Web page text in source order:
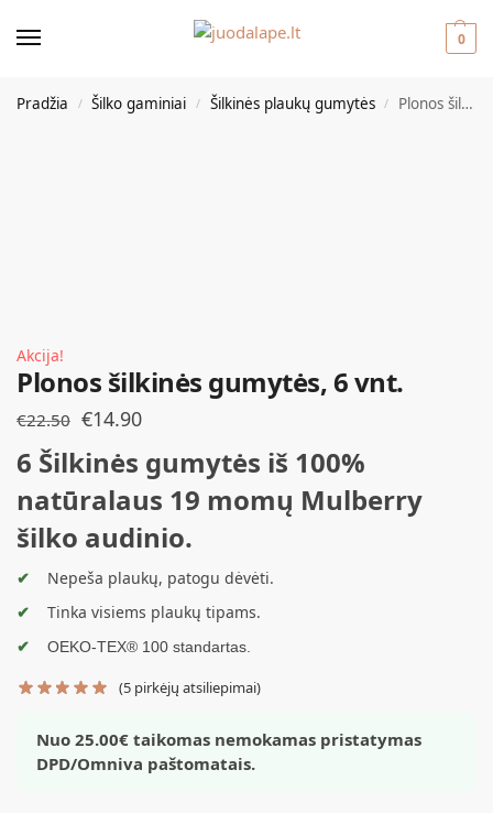
0
Pradžia / Šilko gaminiai / Šilkinės plaukų gumytės / Plonos šilkinės gumytės, 6 vnt.
Akcija!
Plonos šilkinės gumytės, 6 vnt.
€22.50 €14.90
6 Šilkinės gumytės iš 100%
natūralaus 19 momų Mulberry
šilko audinio.
Nepeša plaukų, patogu dėvėti.
Tinka visiems plaukų tipams.
OEKO-TEX® 100 standartas.
(5 pirkėjų atsiliepimai)
Nuo 25.00€ taikomas nemokamas pristatymas
DPD/Omniva paštomatais.